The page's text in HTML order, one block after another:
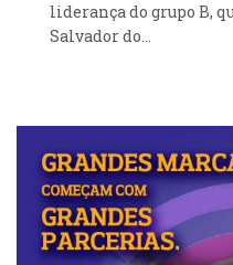
liderança do grupo B,
Salvador do...